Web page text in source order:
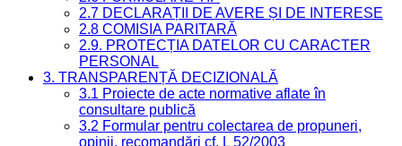
2.7 DECLARAȚII DE AVERE ȘI DE INTERESE
2.8 COMISIA PARITARĂ
2.9. PROTECȚIA DATELOR CU CARACTER
PERSONAL
3. TRANSPARENȚĂ DECIZIONALĂ
3.1 Proiecte de acte normative aflate în
consultare publică
3.2 Formular pentru colectarea de propuneri,
opinii, recomandări cf. L 52/2003